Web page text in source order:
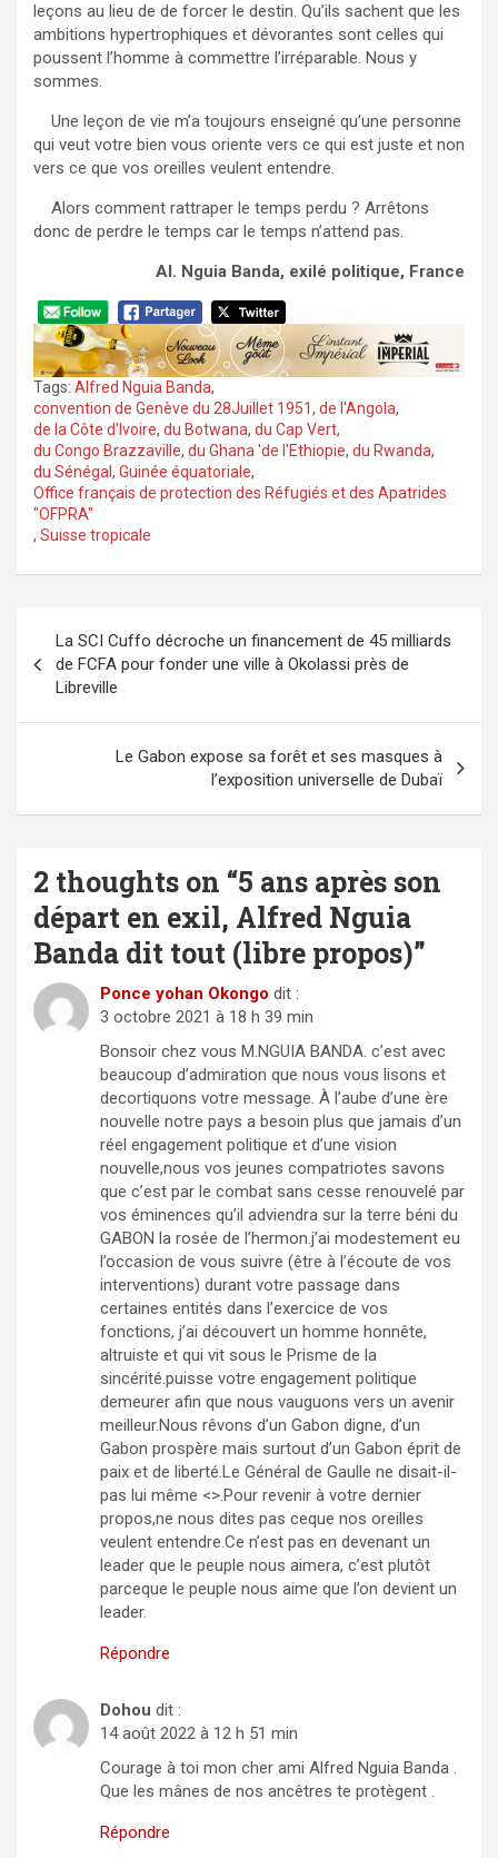
leçons au lieu de de forcer le destin. Qu’ils sachent que les
ambitions hypertrophiques et dévorantes sont celles qui
poussent l’homme à commettre l’irréparable. Nous y
sommes.
Une leçon de vie m’a toujours enseigné qu’une personne
qui veut votre bien vous oriente vers ce qui est juste et non
vers ce que vos oreilles veulent entendre.
Alors comment rattraper le temps perdu ? Arrêtons
donc de perdre le temps car le temps n’attend pas.
Al. Nguia Banda, exilé politique, France
Tags: Alfred Nguia Banda,
convention de Genève du 28Juillet 1951, de l'Angola,
de la Côte d'Ivoire, du Botwana, du Cap Vert,
du Congo Brazzaville, du Ghana 'de l'Ethiopie, du Rwanda,
du Sénégal, Guinée équatoriale,
Office français de protection des Réfugiés et des Apatrides
"OFPRA"
, Suisse tropicale
de
l’article
La SCI Cuffo décroche un financement de 45 milliards
de FCFA pour fonder une ville à Okolassi près de
Libreville
Le Gabon expose sa forêt et ses masques à
l’exposition universelle de Dubaï
2 thoughts on “5 ans après son
départ en exil, Alfred Nguia
Banda dit tout (libre propos)”
Ponce yohan Okongo dit :
3 octobre 2021 à 18 h 39 min
Bonsoir chez vous M.NGUIA BANDA. c’est avec
beaucoup d’admiration que nous vous lisons et
decortiquons votre message. À l’aube d’une ère
nouvelle notre pays a besoin plus que jamais d’un
réel engagement politique et d’une vision
nouvelle,nous vos jeunes compatriotes savons
que c’est par le combat sans cesse renouvelé par
vos éminences qu’il adviendra sur la terre béni du
GABON la rosée de l’hermon.j’ai modestement eu
l’occasion de vous suivre (être à l’écoute de vos
interventions) durant votre passage dans
certaines entités dans l’exercice de vos
fonctions, j’ai découvert un homme honnête,
altruiste et qui vit sous le Prisme de la
sincérité.puisse votre engagement politique
demeurer afin que nous vauguons vers un avenir
meilleur.Nous rêvons d’un Gabon digne, d’un
Gabon prospère mais surtout d’un Gabon éprit de
paix et de liberté.Le Général de Gaulle ne disait-il-
pas lui même <>.Pour revenir à votre dernier
propos,ne nous dites pas ceque nos oreilles
veulent entendre.Ce n’est pas en devenant un
leader que le peuple nous aimera, c’est plutôt
parceque le peuple nous aime que l’on devient un
leader.
Répondre
Dohou dit :
14 août 2022 à 12 h 51 min
Courage à toi mon cher ami Alfred Nguia Banda .
Que les mânes de nos ancêtres te protègent .
Répondre